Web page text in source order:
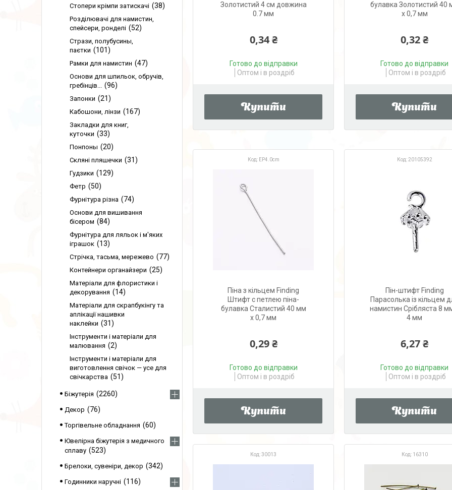
Золотистий 4 см довжина
0.7 мм
0,34 ₴
Готово до відправки
Оптом і в роздріб
Купити
булавка Золотистий 40
x 0,7 мм
0,32 ₴
Готово до відправки
Оптом і в роздріб
Купити
EP4.0cm
Піна з кільцем Finding
Штифт с петлею піна-
булавка Сталистий 40 мм
x 0,7 мм
0,29 ₴
Готово до відправки
Оптом і в роздріб
Купити
20105392
Пін-штифт Finding
Парасолька із кільцем
намистин Срібляста 8
4 мм
6,27 ₴
Готово до відправки
Оптом і в роздріб
Купити
30013 16310
Стопери крімпи затискачі 38
Розділювачі для намистин,
спейсери, ронделі
52
Стрази, полубусины,
паєтки
101
Рамки для намистин 47
Основи для шпильок, обручів,
гребінців...
96
Запонки 21
Кабошони, лінзи 167
Закладки для книг,
куточки
33
Понпоны 20
Скляні пляшечки 31
Гудзики 129
Фетр 50
Фурнітура різна 74
Основи для вишивання
бісером
84
Фурнітура для ляльок і м'яких
іграшок
13
Стрічка, тасьма, мережево 77
Контейнери органайзери 25
Матеріали для флористики і
декорування
14
Матеріали для скрапбукінгу та
аплікації нашивки
наклейки
31
Інструменти і матеріали для
малювання
2
Інструменти і матеріали для
виготовлення свічок — усе для
свічкарства
51
Біжутерія 2260
Декор 76
Торгівельне обладнання 60
Ювелірна біжутерія з медичного
сплаву
523
Брелоки, сувеніри, декор 342
Годинники наручні 116